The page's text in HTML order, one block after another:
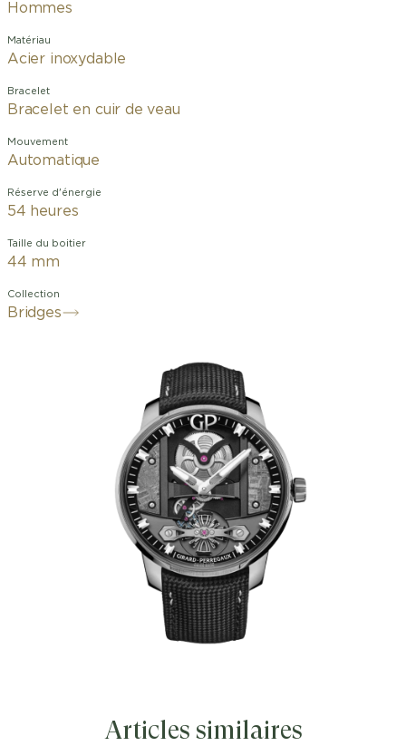
Hommes
Matériau
Acier inoxydable
Bracelet
Bracelet en cuir de veau
Mouvement
Automatique
Réserve d'énergie
54 heures
Taille du boitier
44 mm
Collection
Bridges
Articles similaires